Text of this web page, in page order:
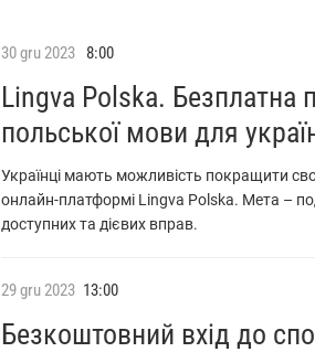
Lingva Polska. Безплатна
польської мови для
Українці мають можливість покращити
онлайн-платформі Lingva Polska. Мета –
доступних та дієвих вправ.
30gru2023 8:00
Безкоштовний вхід до
29gru2023 13:00